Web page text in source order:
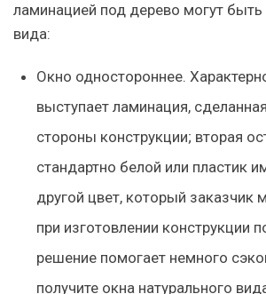
ламинацией под дерево могут
вида:
Окно одностороннее.
выступает ламинация,
стороны конструкции; вторая
стандартно белой или пластик
другой цвет, который заказчик
при изготовлении конструкции
решение помогает немного
получите окна натурального